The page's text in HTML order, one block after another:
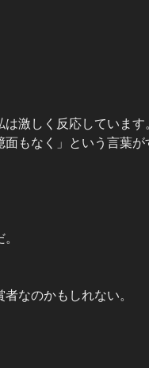
激しく反応しています
もなく」という言葉
なのかもしれない。